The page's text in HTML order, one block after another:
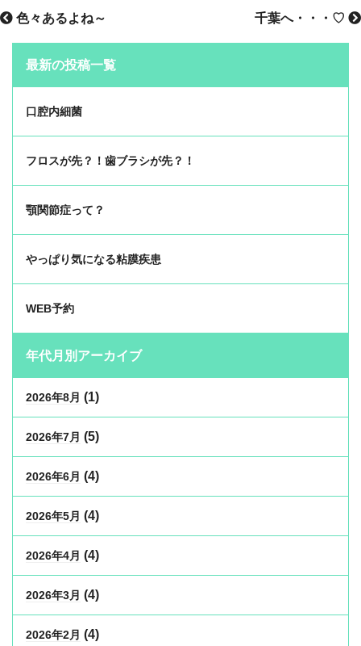
千葉へ・・・♡
色々あるよね～
最新の投稿一覧
口腔内細菌
フロスが先？！歯ブラシが先？！
顎関節症って？
やっぱり気になる粘膜疾患
WEB予約
年代月別アーカイブ
2026年8月 (1)
2026年7月 (5)
2026年6月 (4)
2026年5月 (4)
2026年4月 (4)
2026年3月 (4)
2026年2月 (4)